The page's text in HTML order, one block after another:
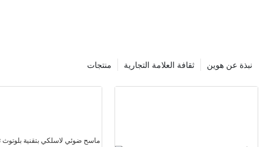
نبذة عن هوين ثقافة العلامة التجارية منتجات